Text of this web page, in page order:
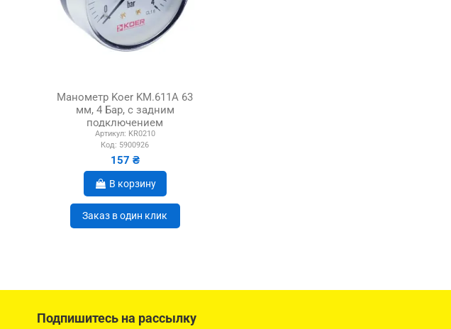
Манометр Koer KM.611A 63
мм, 4 Бар, с задним
подключением
Артикул: KR0210
Код: 5900926
157 ₴
В корзину
Заказ в один клик
Подпишитесь на рассылку